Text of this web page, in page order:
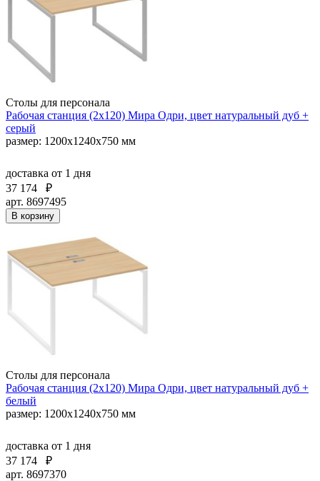
Столы для персонала
Рабочая станция (2х120) Мира Одри, цвет натуральный дуб +
серый
размер: 1200x1240x750 мм
доставка от 1 дня
37 174
₽
арт. 8697495
В корзину
Столы для персонала
Рабочая станция (2х120) Мира Одри, цвет натуральный дуб +
белый
размер: 1200x1240x750 мм
доставка от 1 дня
37 174
₽
арт. 8697370